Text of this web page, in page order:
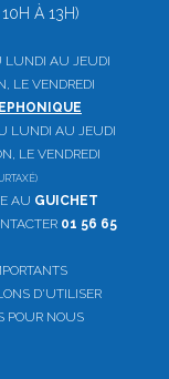
À 13H)
LUNDI AU JEUDI
LE VENDREDI
LUNDI AU JEUDI
LE VENDREDI
AU GUICHET
01 56 65
D'UTILISER
POUR NOUS